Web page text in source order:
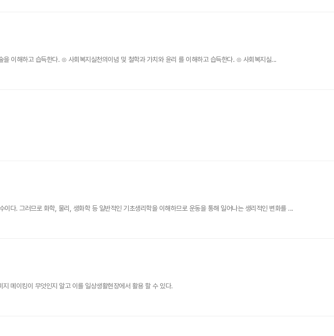
이해하고 습득한다. ⊙ 사회복지실천의이념 및 철학과 가치와 윤리 를 이해하고 습득한다. ⊙ 사회복지실...
다. 그러므로 화학, 물리, 생화학 등 일반적인 기초생리학을 이해하므로 운동을 통해 일어나는 생리적인 변화를 ...
메이킹이 무엇인지 알고 이를 일상생활현장에서 활용 할 수 있다.